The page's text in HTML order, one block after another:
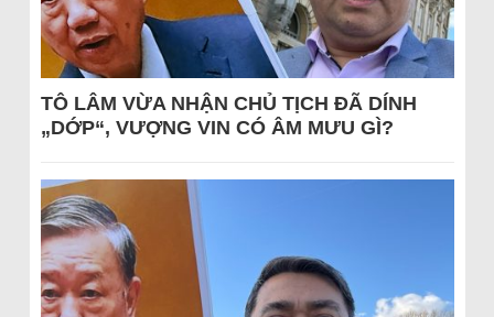
TÔ LÂM VỪA NHẬN CHỦ TỊCH ĐÃ DÍNH
„DỚP“, VƯỢNG VIN CÓ ÂM MƯU GÌ?